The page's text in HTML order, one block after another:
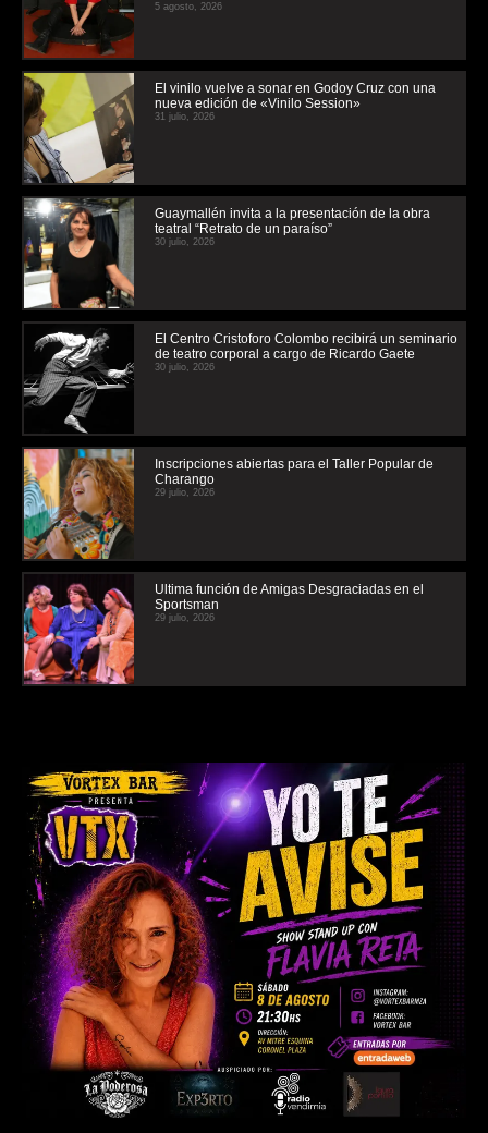
5 agosto, 2026
El vinilo vuelve a sonar en Godoy Cruz con una
nueva edición de «Vinilo Session»
31 julio, 2026
Guaymallén invita a la presentación de la obra
teatral “Retrato de un paraíso”
30 julio, 2026
El Centro Cristoforo Colombo recibirá un seminario
de teatro corporal a cargo de Ricardo Gaete
30 julio, 2026
Inscripciones abiertas para el Taller Popular de
Charango
29 julio, 2026
Ultima función de Amigas Desgraciadas en el
Sportsman
29 julio, 2026